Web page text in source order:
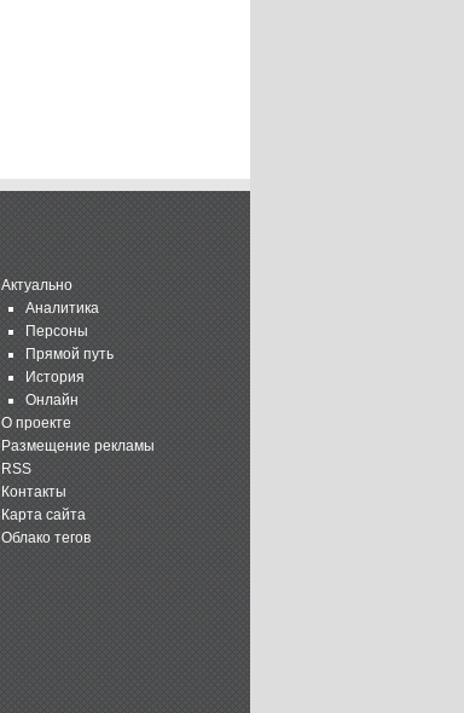
Актуально
Аналитика
Персоны
Прямой путь
История
Онлайн
О проекте
Размещение рекламы
RSS
Контакты
Карта сайта
Облако тегов